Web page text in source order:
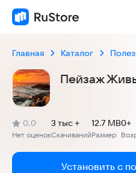
Главная Каталог
Пейзаж
Рейтинг:
0,0
(
Нет оценок
)
Скачиваний
3 тыс +
Размер
12.7 MB0+
Установить с